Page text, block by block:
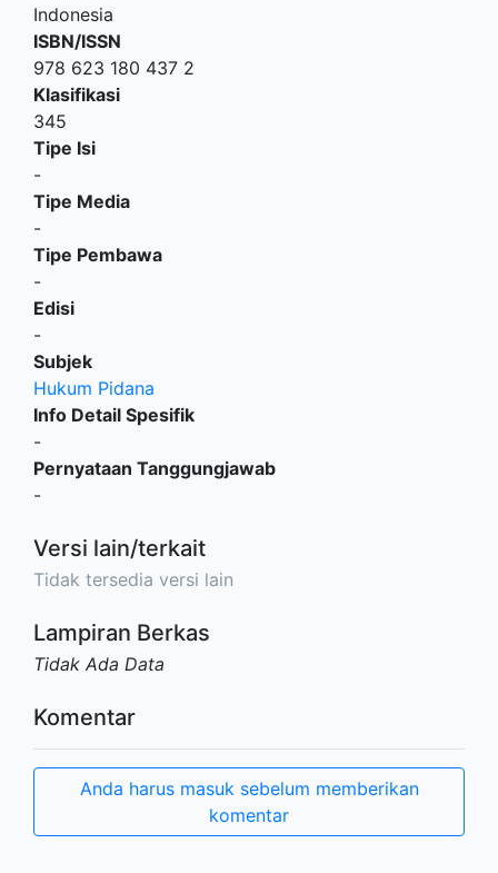
Indonesia
ISBN/ISSN
978 623 180 437 2
Klasifikasi
345
Tipe Isi
-
Tipe Media
-
Tipe Pembawa
-
Edisi
-
Subjek
Hukum Pidana
Info Detail Spesifik
-
Pernyataan Tanggungjawab
-
Versi lain/terkait
Tidak tersedia versi lain
Lampiran Berkas
Tidak Ada Data
Komentar
Anda harus masuk sebelum memberikan
komentar